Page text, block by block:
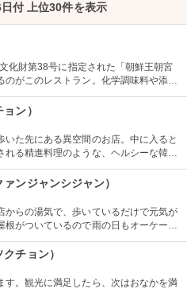
付 上位30件を表示
化財第38号に指定された「朝鮮王朝宮
のがこのレストラン。化学調味料や添加
いため、ヘルシーで素材本来の味が楽し
」はドラマ「チャングムの誓い」ファ
ン）
いた先にある異空間のお店。中に入ると
れる精進料理のような、ヘルシーな韓定
きます。夜はショータイムもあり、美し
統芸能を披露します。お食事と一緒に
ンジャンシジャン）
からの湯気で、歩いているだけで元気が
根がついているので雨の日もオーケー。
買ったものをその場でいただくこともで
うでない味に出会えますよ。
チョン）
す。観光に満足したら、次はおなかを満